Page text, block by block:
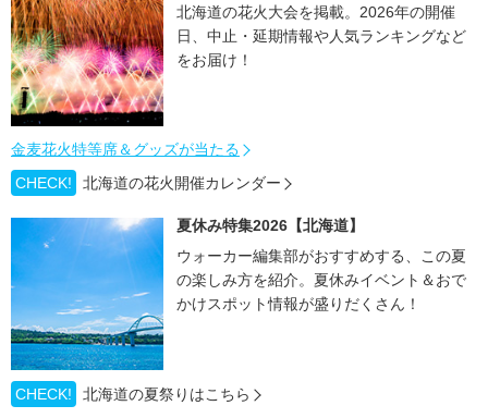
北海道の花火大会を掲載。2026年の開催
日、中止・延期情報や人気ランキングなど
をお届け！
金麦花火特等席＆グッズが当たる
CHECK!
北海道の花火開催カレンダー
夏休み特集2026【北海道】
ウォーカー編集部がおすすめする、この夏
の楽しみ方を紹介。夏休みイベント＆おで
かけスポット情報が盛りだくさん！
CHECK! 北海道の夏祭りはこちら